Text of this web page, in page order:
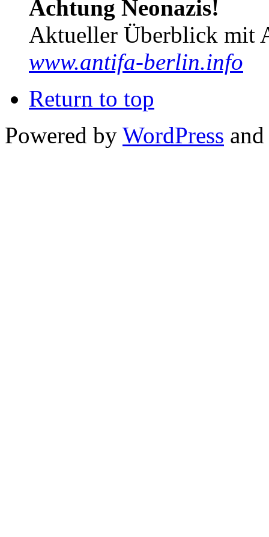
Achtung Neonazis!
Aktueller Überblick mit
www.antifa-berlin.info
Return to top
Powered by WordPress